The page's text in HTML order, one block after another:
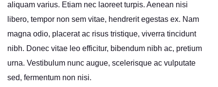
aliquam varius. Etiam nec laoreet turpis. Aenean nisi
libero, tempor non sem vitae, hendrerit egestas ex. Nam
magna odio, placerat ac risus tristique, viverra tincidunt
nibh. Donec vitae leo efficitur, bibendum nibh ac, pretium
urna. Vestibulum nunc augue, scelerisque ac vulputate
sed, fermentum non nisi.